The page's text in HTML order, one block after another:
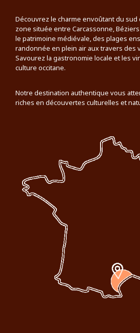
Découvrez le charme envoûtant du sud
zone située entre Carcassonne,
le patrimoine médiévale, des plages
randonnée en plein air aux travers des
Savourez la gastronomie locale et les
culture occitane.
Notre destination authentique vous
riches en découvertes culturelles et